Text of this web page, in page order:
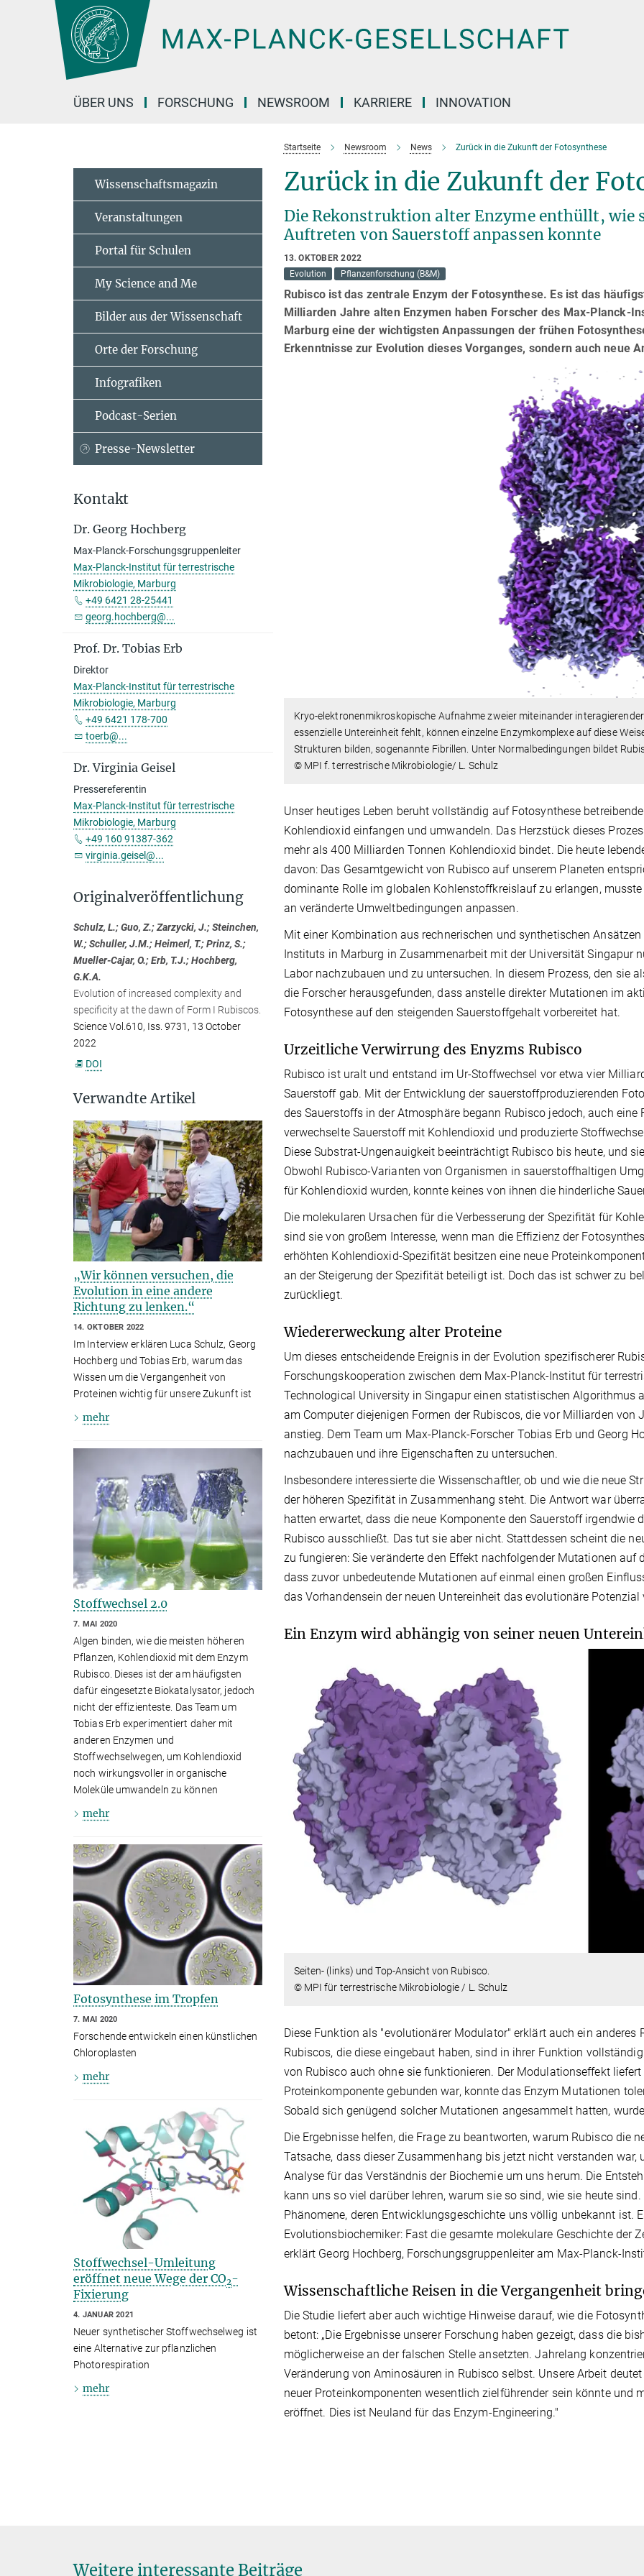
Hauptinhalt
ÜBER UNS FORSCHUNG NEWSROOM KARRIERE INNOVATION
Startseite Newsroom News Zurück in die Zukunft der Fotosynthese
Zurück in die Zukunft der
Die Rekonstruktion alter Enzyme enthüllt, wie
Auftreten von Sauerstoff anpassen konnte
13. OKTOBER 2022
Evolution
Pflanzenforschung (B&M)
Rubisco ist das zentrale Enzym der Fotosynthese. Es ist das
Milliarden Jahre alten Enzymen haben Forscher des Max-Planck-
Marburg eine der wichtigsten Anpassungen der frühen
Erkenntnisse zur Evolution dieses Vorganges, sondern auch neue
Kryo-elektronenmikroskopische Aufnahme zweier miteinander
essenzielle Untereinheit fehlt, können einzelne Enzymkomplexe auf diese
Strukturen bilden, sogenannte Fibrillen. Unter Normalbedingungen bildet
© MPI f. terrestrische Mikrobiologie/ L. Schulz
Unser heutiges Leben beruht vollständig auf Fotosynthese
Kohlendioxid einfangen und umwandeln. Das Herzstück dieses
mehr als 400 Milliarden Tonnen Kohlendioxid bindet. Die heute
davon: Das Gesamtgewicht von Rubisco auf unserem Planeten
dominante Rolle im globalen Kohlenstoffkreislauf zu erlangen,
an veränderte Umweltbedingungen anpassen.
Mit einer Kombination aus rechnerischen und synthetischen
Instituts in Marburg in Zusammenarbeit mit der Universität Singapur
Labor nachzubauen und zu untersuchen. In diesem Prozess, den sie
die Forscher herausgefunden, dass anstelle direkter Mutationen im
Fotosynthese auf den steigenden Sauerstoffgehalt vorbereitet hat.
Urzeitliche Verwirrung des Enyzms Rubisco
Rubisco ist uralt und entstand im Ur-Stoffwechsel vor etwa vier
Sauerstoff gab. Mit der Entwicklung der sauerstoffproduzierenden
des Sauerstoffs in der Atmosphäre begann Rubisco jedoch, auch
verwechselte Sauerstoff mit Kohlendioxid und produzierte
Diese Substrat-Ungenauigkeit beeinträchtigt Rubisco bis heute, und
Obwohl Rubisco-Varianten von Organismen in sauerstoffhaltigen
für Kohlendioxid wurden, konnte keines von ihnen die hinderliche
Die molekularen Ursachen für die Verbesserung der Spezifität für
sind sie von großem Interesse, wenn man die Effizienz der
erhöhten Kohlendioxid-Spezifität besitzen eine neue
an der Steigerung der Spezifität beteiligt ist. Doch das ist schwer zu
zurückliegt.
Wiedererweckung alter Proteine
Um dieses entscheidende Ereignis in der Evolution spezifischerer
Forschungskooperation zwischen dem Max-Planck-Institut für
Technological University in Singapur einen statistischen Algorithmus
am Computer diejenigen Formen der Rubiscos, die vor Milliarden von
anstieg. Dem Team um Max-Planck-Forscher Tobias Erb und Georg
nachzubauen und ihre Eigenschaften zu untersuchen.
Insbesondere interessierte die Wissenschaftler, ob und wie die neue
der höheren Spezifität in Zusammenhang steht. Die Antwort war
hatten erwartet, dass die neue Komponente den Sauerstoff
Rubisco ausschließt. Das tut sie aber nicht. Stattdessen scheint die
zu fungieren: Sie veränderte den Effekt nachfolgender Mutationen
dass zuvor unbedeutende Mutationen auf einmal einen großen
das Vorhandensein der neuen Untereinheit das evolutionäre Potenzial
Ein Enzym wird abhängig von seiner neuen
Seiten- (links) und Top-Ansicht von Rubisco.
© MPI für terrestrische Mikrobiologie / L. Schulz
Diese Funktion als "evolutionärer Modulator" erklärt auch ein anderes
Rubiscos, die diese eingebaut haben, sind in ihrer Funktion
von Rubisco auch ohne sie funktionieren. Der Modulationseffekt
Proteinkomponente gebunden war, konnte das Enzym Mutationen
Sobald sich genügend solcher Mutationen angesammelt hatten,
Die Ergebnisse helfen, die Frage zu beantworten, warum Rubisco die
Tatsache, dass dieser Zusammenhang bis jetzt nicht verstanden
Analyse für das Verständnis der Biochemie um uns herum. Die
kann uns so viel darüber lehren, warum sie so sind, wie sie heute
Phänomene, deren Entwicklungsgeschichte uns völlig unbekannt ist.
Evolutionsbiochemiker: Fast die gesamte molekulare Geschichte der
erklärt Georg Hochberg, Forschungsgruppenleiter am Max-Planck-
Wissenschaftliche Reisen in die Vergangenheit
Die Studie liefert aber auch wichtige Hinweise darauf, wie die
betont: „Die Ergebnisse unserer Forschung haben gezeigt, dass die
möglicherweise an der falschen Stelle ansetzten. Jahrelang
Veränderung von Aminosäuren in Rubisco selbst. Unsere Arbeit
neuer Proteinkomponenten wesentlich zielführender sein könnte und
eröffnet. Dies ist Neuland für das Enzym-Engineering."
Wissenschaftsmagazin
Veranstaltungen
Portal für Schulen
My Science and Me
Bilder aus der Wissenschaft
Orte der Forschung
Infografiken
Podcast-Serien
Presse-Newsletter
Kontakt
Dr. Georg Hochberg
Max-Planck-Forschungsgruppenleiter
Max-Planck-Institut für terrestrische
Mikrobiologie, Marburg
+49 6421 28-25441
georg.hochberg@...
Prof. Dr. Tobias Erb
Direktor
Max-Planck-Institut für terrestrische
Mikrobiologie, Marburg
+49 6421 178-700
toerb@...
Dr. Virginia Geisel
Pressereferentin
Max-Planck-Institut für terrestrische
Mikrobiologie, Marburg
+49 160 91387-362
virginia.geisel@...
Originalveröffentlichung
Schulz, L.; Guo, Z.; Zarzycki, J.; Steinchen,
W.; Schuller, J.M.; Heimerl, T.; Prinz, S.;
Mueller-Cajar, O.; Erb, T.J.; Hochberg,
G.K.A.
Evolution of increased complexity and
specificity at the dawn of Form I Rubiscos.
Science Vol.610, Iss. 9731, 13 October
2022
DOI
Verwandte Artikel
„Wir können versuchen, die
Evolution in eine andere
Richtung zu lenken.“
14. OKTOBER 2022
Im Interview erklären Luca Schulz, Georg
Hochberg und Tobias Erb, warum das
Wissen um die Vergangenheit von
Proteinen wichtig für unsere Zukunft ist
mehr
Stoffwechsel 2.0
7. MAI 2020
Algen binden, wie die meisten höheren
Pflanzen, Kohlendioxid mit dem Enzym
Rubisco. Dieses ist der am häufigsten
dafür eingesetzte Biokatalysator, jedoch
nicht der effizienteste. Das Team um
Tobias Erb experimentie­rt daher mit
anderen Enzymen und
Stoffwechselwegen, um Kohlendioxid
noch wirkungs­voller in organische
Moleküle umwandeln zu können
mehr
Fotosynthese im Tropfen
7. MAI 2020
Forschende entwickeln einen künstlichen
Chloroplasten
mehr
Stoffwechsel-Umleitung
eröffnet neue Wege der CO2-
Fixierung
4. JANUAR 2021
Neuer synthetischer Stoffwechselweg ist
eine Alternative zur pflanzlichen
Photorespiration
mehr
Weitere interessante Beiträge